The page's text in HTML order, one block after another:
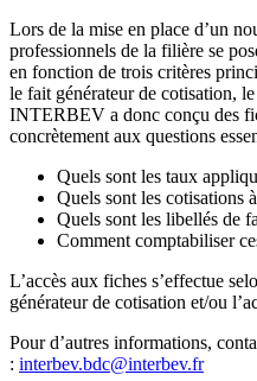
Lors de la mise en place d’un
professionnels de la filière se
en fonction de trois critères
le fait générateur de cotisation,
INTERBEV a donc conçu des
concrètement aux questions
Quels sont les taux
Quels sont les cotisations
Quels sont les libellés de
Comment comptabiliser
L’accès aux fiches s’effectue
générateur de cotisation et/ou
Pour d’autres informations,
: interbev.bdc@interbev.fr